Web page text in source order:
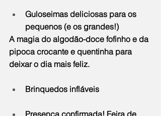
Guloseimas deliciosas para os
pequenos (e os grandes!)
A magia do algodão-doce fofinho e da
pipoca crocante e quentinha para
deixar o dia mais feliz.
Brinquedos infláveis